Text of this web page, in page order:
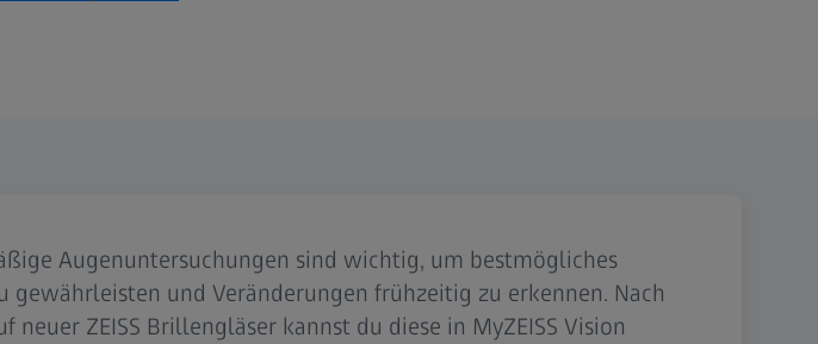
Augenuntersuchungen sind wichtig, um bestmögliches
gewährleisten und Veränderungen frühzeitig zu erkennen. Nach
neuer ZEISS Brillengläser kannst du diese in MyZEISS Vision